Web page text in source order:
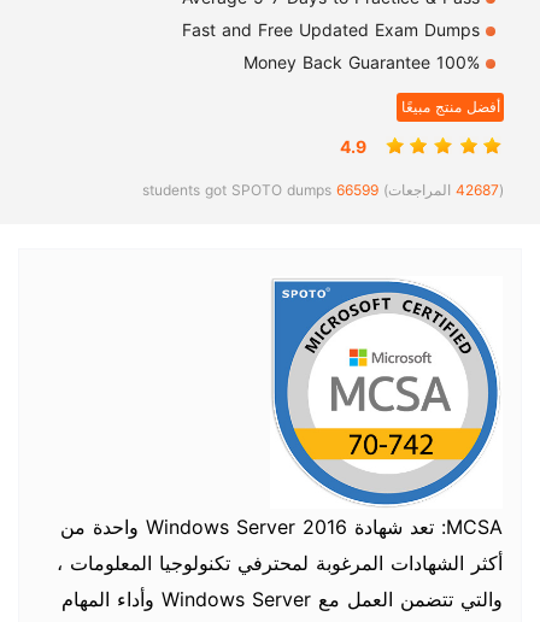
أفضل منتج مبيعًا
4.9
(
42687 المراجعات)
MCSA: تعد شهادة Windows Server 2016 واحدة من
أكثر الشهادات المرغوبة لمحترفي تكنولوجيا المعلومات ،
والتي تتضمن العمل مع Windows Server وأداء المهام